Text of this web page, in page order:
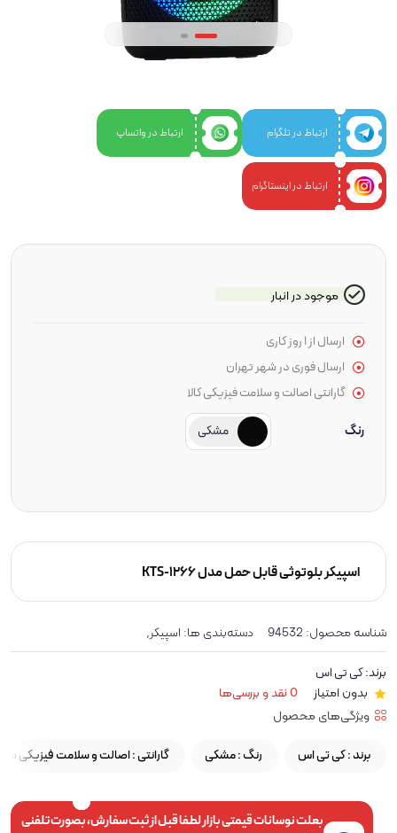
ارتباط در تلگرام ارتباط در واتساپ
ارتباط در اینستاگرام
اسپیکر بلوتوثی قابل حمل مدل KTS-1266
شناسه محصول: 94532 دسته‌بندی ها: اسپیکر,
برند:کی تی اس
بدون امتیاز
0 نقد و بررسی‌ها
ویژگی‌های محصول
برند :کی تی اس رنگ :مشکی گارانتی :اصالت و سلامت فیزیکی
بعلت نوسانات قیمتی بازار لطفا قبل از ثبت سفارش، بصورت تلفنی
موجود در انبار
ارسال از 1 روز کاری
ارسال فوری در شهر تهران
گارانتی اصالت و سلامت فیزیکی کالا
رنگ مشکی